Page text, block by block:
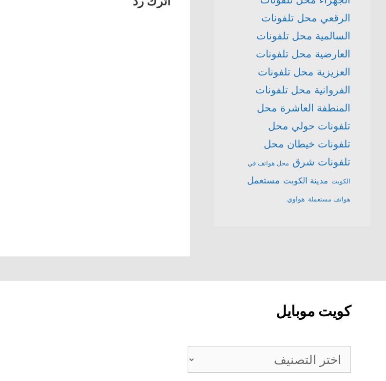
الرقعي محل تلفونات
السالمية محل تلفونات
العارضية محل تلفونات
العزيزية محل تلفونات
الفروانية محل تلفونات
المنطفة العاشرة محل
تلفونات حولي محل
تلفونات خيطان محل
تلفونات شرق محل هواتف في
الكويت مدينة الكويت مستعمل
هواتف مستعملة هواوي
كويت موبايل
كويت
موبايل